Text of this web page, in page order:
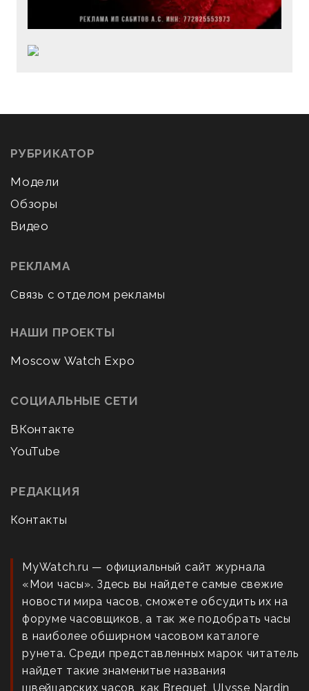
РУБРИКАТОР
Модели
Обзоры
Видео
РЕКЛАМА
Связь с отделом рекламы
НАШИ ПРОЕКТЫ
Moscow Watch Expo
СОЦИАЛЬНЫЕ СЕТИ
ВКонтакте
YouTube
РЕДАКЦИЯ
Контакты
MyWatch.ru — официальный сайт журнала
«Мои часы». Здесь вы найдете самые свежие
новости мира часов, сможете обсудить их на
форуме часовщиков, а так же подобрать часы
в наиболее обширном часовом каталоге
рунета. Среди представленных марок читатель
найдет такие знаменитые названия
швейцарских часов, как Breguet, Ulysse Nardin,